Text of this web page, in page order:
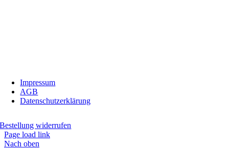
Impressum
AGB
Datenschutzerklärung
Bestellung widerrufen
Page load link
Nach oben